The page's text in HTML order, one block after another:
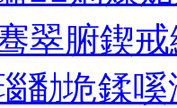
翠腑鍥
勫垝鍒